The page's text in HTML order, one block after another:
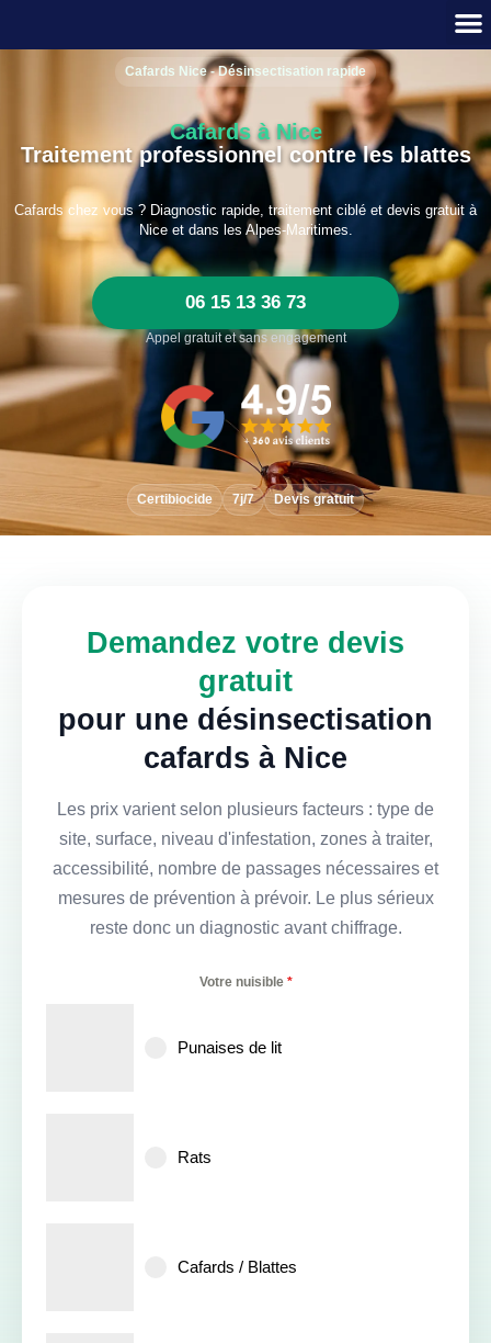
Cafards Nice - Désinsectisation rapide
Cafards à Nice
Traitement professionnel contre les blattes
Cafards chez vous ? Diagnostic rapide, traitement ciblé et devis gratuit à
Nice et dans les Alpes-Maritimes.
06 15 13 36 73
Appel gratuit et sans engagement
Certibiocide 7j/7 Devis gratuit
Demandez votre devis
gratuit
pour une désinsectisation
cafards à Nice
Les prix varient selon plusieurs facteurs : type de
site, surface, niveau d'infestation, zones à traiter,
accessibilité, nombre de passages nécessaires et
mesures de prévention à prévoir. Le plus sérieux
reste donc un diagnostic avant chiffrage.
Votre nuisible *
Punaises de lit
Rats
Cafards / Blattes